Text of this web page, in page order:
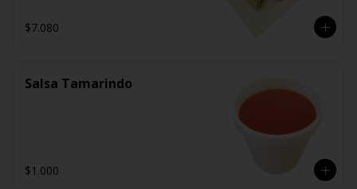
$7.080
Salsa Tamarindo
$1.000